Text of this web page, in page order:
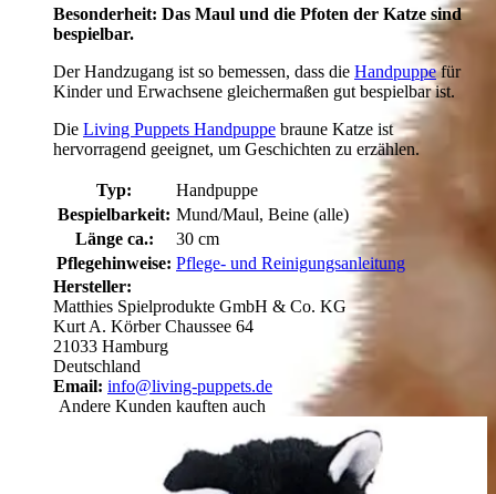
Besonderheit: Das Maul und die Pfoten der Katze sind
bespielbar.
Der Handzugang ist so bemessen, dass die Handpuppefür
Kinder und Erwachsene gleichermaßen gut bespielbar ist.
Die Living Puppets Handpuppe braune Katze ist
hervorragend geeignet, um Geschichten zu erzählen.
Typ:
Handpuppe
Bespielbarkeit: Mund/Maul, Beine (alle)
Länge ca.:
30 cm
Pflegehinweise: Pflege- und Reinigungsanleitung
Hersteller:
Matthies Spielprodukte GmbH & Co. KG
Kurt A. Körber Chaussee 64
21033 Hamburg
Deutschland
Email: info@living-puppets.de
Andere Kunden kauften auch